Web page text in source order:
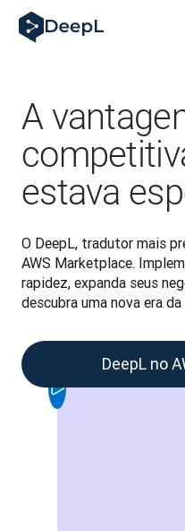
DeepL para agentes de IA
Translation Flow do
Entendendo a confiança
Desenvolvendo a
De tradução de qualidade
Building an instantly
A
estava
O DeepL, tradutor mais
AWS Marketplace.
rapidez, expanda seus
descubra uma nova era
DeepL no